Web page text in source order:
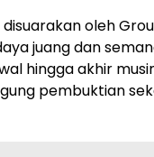
oleh
juang dan
hingga akhir
pembuktian